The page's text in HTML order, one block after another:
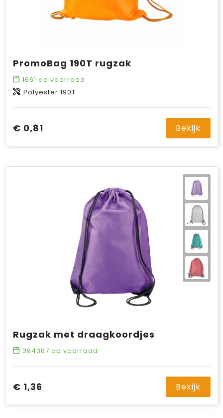
PromoBag 190T rugzak
1661 op voorraad
Polyester 190T
€ 0,81 Bekijk
Rugzak met draagkoordjes
394387 op voorraad
€ 1,36 Bekijk